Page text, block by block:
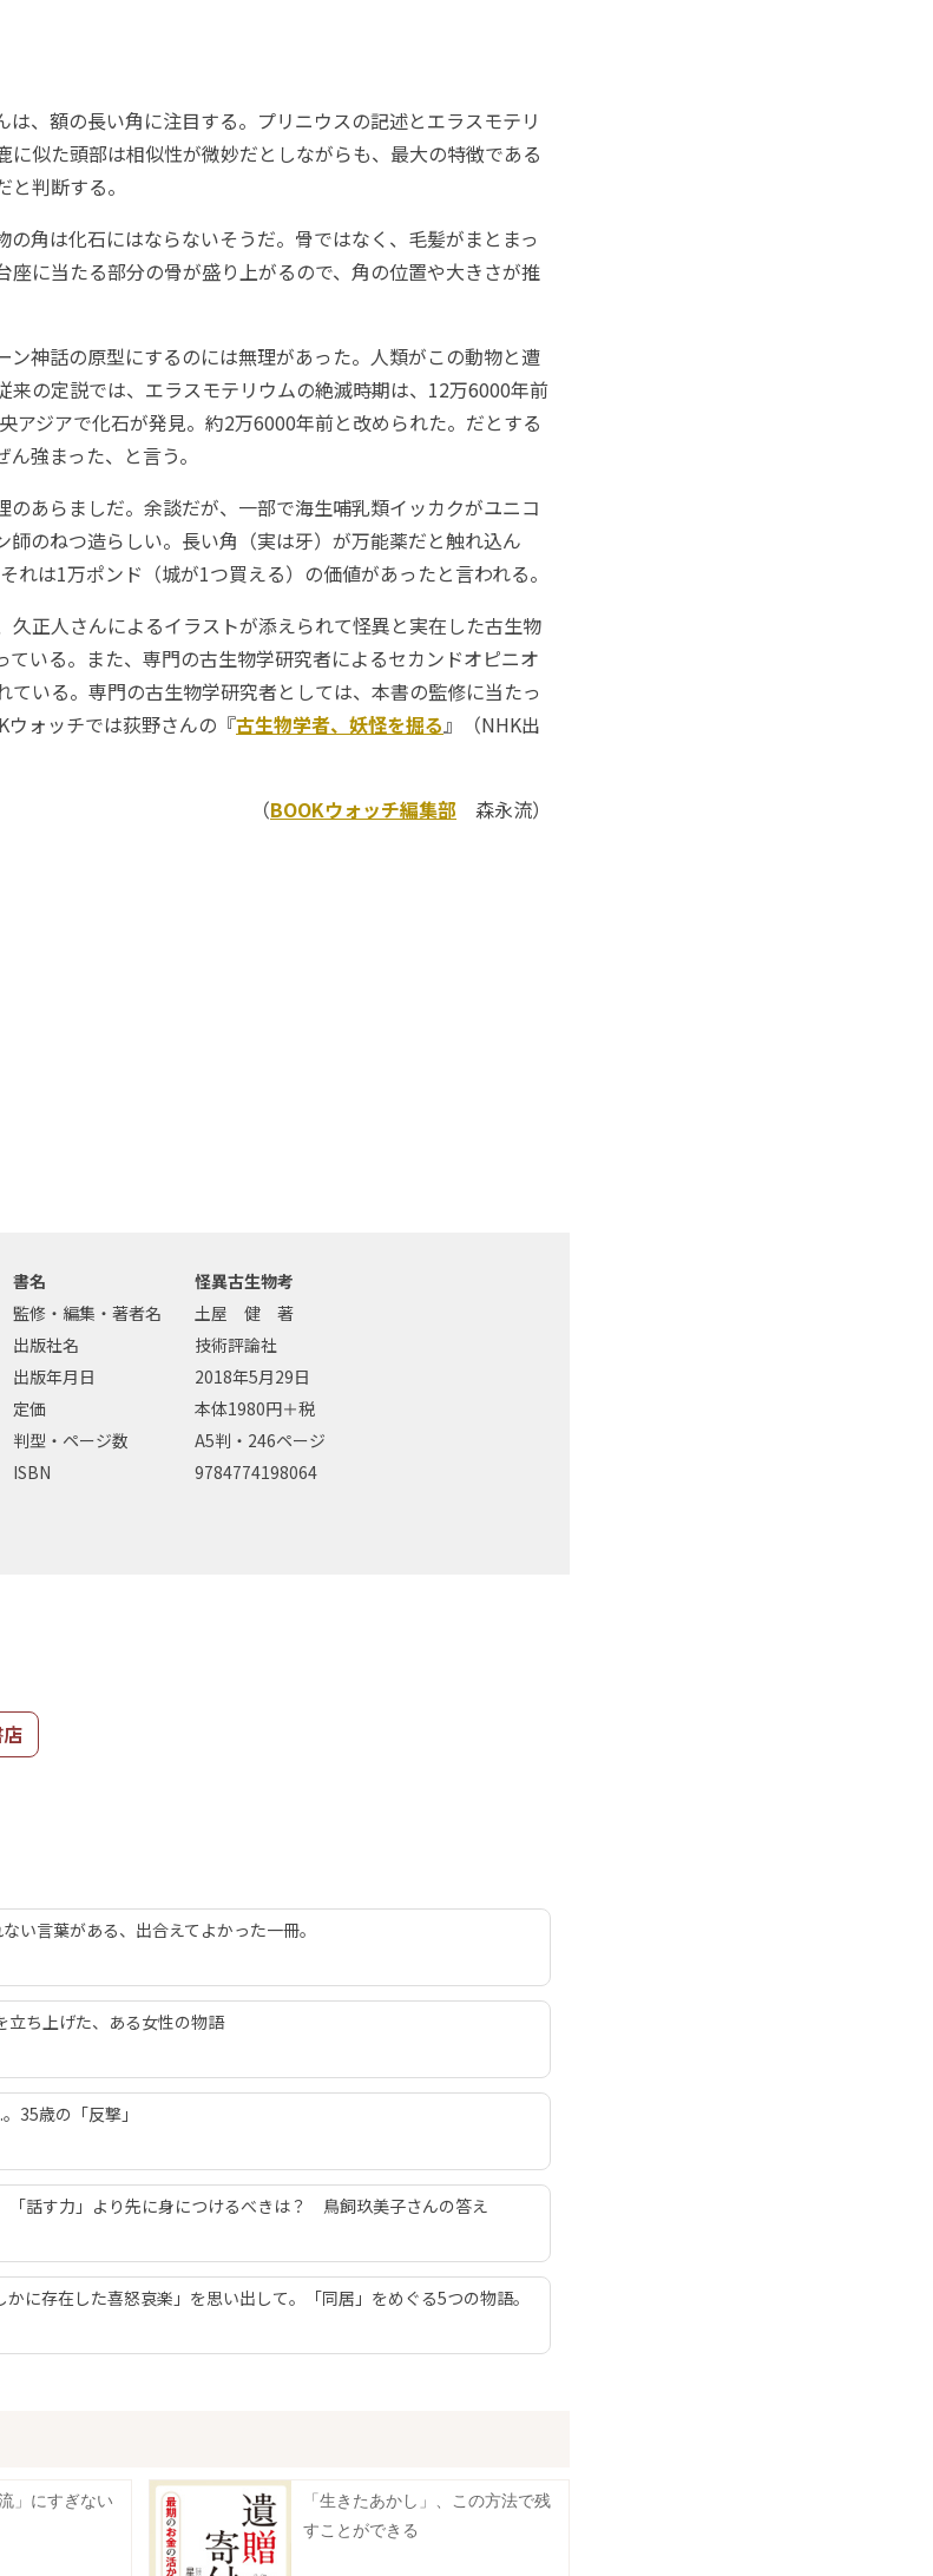
、額の長い角に注目する。プリニウスの記述とエラスモテリ
に似た頭部は相似性が微妙だとしながらも、最大の特徴である
判断する。
角は化石にはならないそうだ。骨ではなく、毛髪がまとまっ
座に当たる部分の骨が盛り上がるので、角の位置や大きさが推
神話の原型にするのには無理があった。人類がこの動物と遭
来の定説では、エラスモテリウムの絶滅時期は、12万6000年前
アジアで化石が発見。約2万6000年前と改められた。だとする
強まった、と言う。
あらましだ。余談だが、一部で海生哺乳類イッカクがユニコ
師のねつ造らしい。長い角（実は牙）が万能薬だと触れ込ん
れは1万ポンド（城が1つ買える）の価値があったと言われる。
正人さんによるイラストが添えられて怪異と実在した古生物
ている。また、専門の古生物学研究者によるセカンドオピニオ
ている。専門の古生物学研究者としては、本書の監修に当たっ
ウォッチでは荻野さんの『古生物学者、妖怪を掘る』（NHK出
（BOOKウォッチ編集部 森永流）
書名
怪異古生物考
監修・編集・著者名
土屋 健 著
出版社名
技術評論社
出版年月日
2018年5月29日
定価
本体1980円＋税
判型・ページ数
A5判・246ページ
ISBN
9784774198064
い言葉がある、出合えてよかった一冊。
立ち上げた、ある女性の物語
35歳の「反撃」
「話す力」より先に身につけるべきは？ 鳥飼玖美子さんの答え
かに存在した喜怒哀楽」を思い出して。「同居」をめぐる5つの物語。
」にすぎない
「生きたあかし」、この方法で残
すことができる